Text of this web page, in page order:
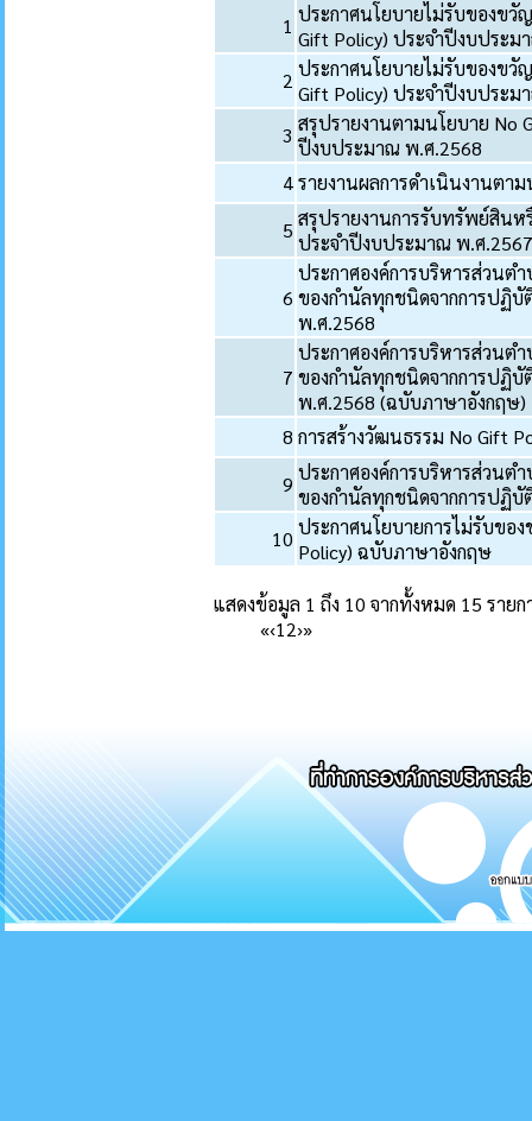
1 ประกาศนโยบายไม่รับของข
Gift Policy) ประจำปีงบประ
2 ประกาศนโยบายไม่รับของข
Gift Policy) ประจำปีงบประ
3 สรุปรายงานตามนโยบาย No
ปีงบประมาณ พ.ศ.2568
4รายงานผลการดำเนินงานตา
5 สรุปรายงานการรับทรัพย์สิน
ประจำปีงบประมาณ พ.ศ.2567
6
ประกาศองค์การบริหารส่วนต
ของกำนัลทุกชนิดจากการปฏิ
พ.ศ.2568
7
ประกาศองค์การบริหารส่วนต
ของกำนัลทุกชนิดจากการปฏิ
พ.ศ.2568 (ฉบับภาษาอังกฤษ)
8 การสร้างวัฒนธรรม No Gift
9 ประกาศองค์การบริหารส่วนต
ของกำนัลทุกชนิดจากการปฏิ
10 ประกาศนโยบายการไม่รับขอ
Policy) ฉบับภาษาอังกฤษ
แสดงข้อมูล 1 ถึง 10 จากทั้งหมด 15 รายก
«‹12›»